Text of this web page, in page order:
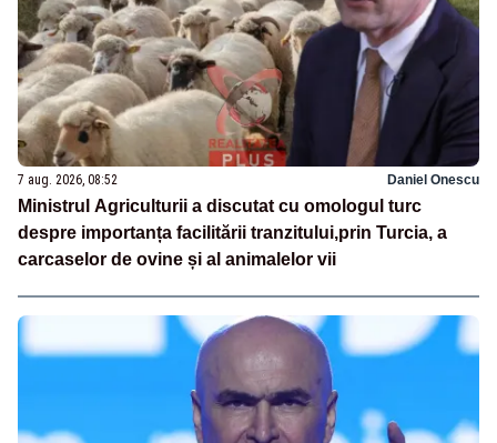
7 aug. 2026, 08:52 Daniel Onescu
Ministrul Agriculturii a discutat cu omologul turc
despre importanța facilitării tranzitului,prin Turcia, a
carcaselor de ovine și al animalelor vii